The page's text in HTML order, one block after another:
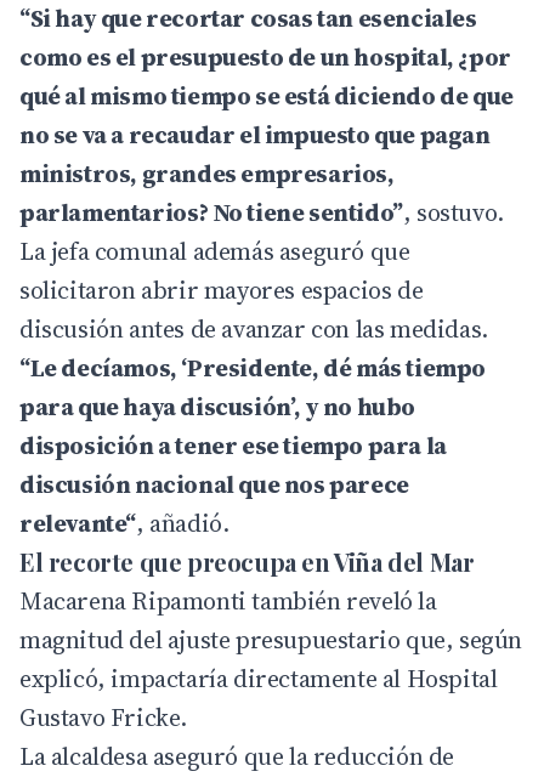
“Si hay que recortar cosas tan esenciales
como es el presupuesto de un hospital, ¿por
qué al mismo tiempo se está diciendo de que
no se va a recaudar el impuesto que pagan
ministros, grandes empresarios,
parlamentarios? No tiene sentido”, sostuvo.
La jefa comunal además aseguró que
solicitaron abrir mayores espacios de
discusión antes de avanzar con las medidas.
“Le decíamos, ‘Presidente, dé más tiempo
para que haya discusión’, y no hubo
disposición a tener ese tiempo para la
discusión nacional que nos parece
relevante“, añadió.
El recorte que preocupa en Viña del Mar
Macarena Ripamonti también reveló la
magnitud del ajuste presupuestario que, según
explicó, impactaría directamente al Hospital
Gustavo Fricke.
La alcaldesa aseguró que la reducción de